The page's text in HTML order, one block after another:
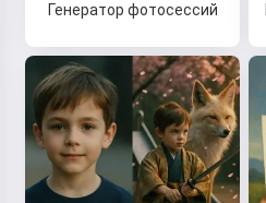
Генератор фотосессий